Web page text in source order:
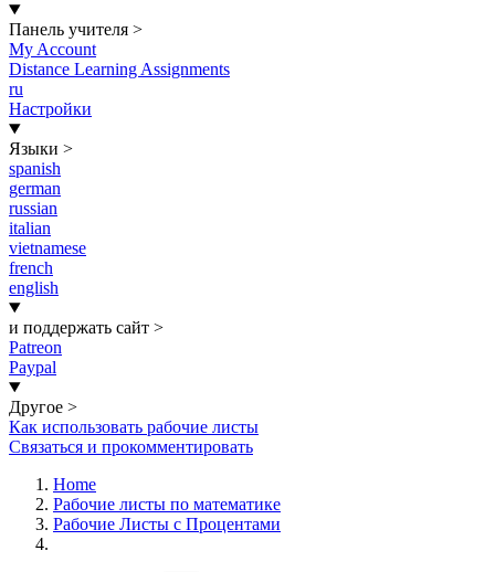
Панель учителя >
My Account
Distance Learning Assignments
ru
Настройки
Языки >
spanish
german
russian
italian
vietnamese
french
english
и поддержать сайт >
Patreon
Paypal
Другое >
Как использовать рабочие листы
Связаться и прокомментировать
Home
Рабочие листы по математике
Рабочие Листы с Процентами